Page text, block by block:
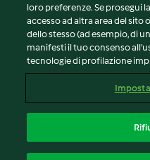
Termini del servizio
Informativa sulla privacy
Avvertenze generali
Note legali
Contenuto del rapporto
Dichiarazione di accessibilità
loro preferenze. Se prosegui
accesso ad altra area del sito
dello stesso (ad esempio, di
manifesti il tuo consenso
tecnologie di profilazione